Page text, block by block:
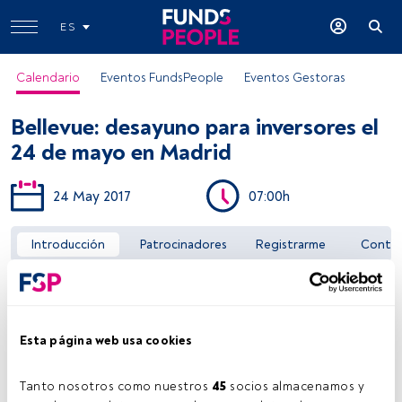
Esta página web usa cookies
Tanto nosotros como nuestros 45 socios almacenamos y
ES
Calendario Eventos FundsPeople Eventos Gestoras
Bellevue: desayuno para inversores el
24 de mayo en Madrid
24 May 2017 07:00h
Introducción Patrocinadores Registrarme